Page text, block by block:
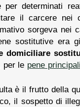
per determinati
il carcere nei
sorgeva nei
sostitutive era
domiciliare
per le pene principali
è il frutto della
il sospetto di